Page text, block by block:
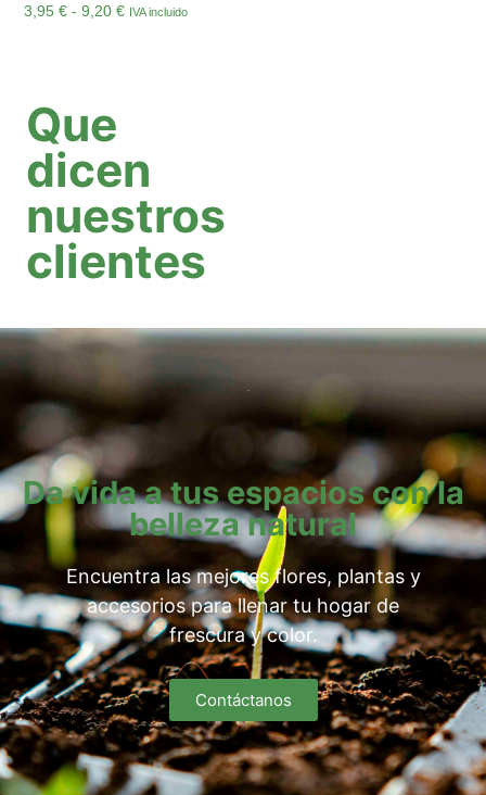
3,95€ - 9,20€ IVA incluido
Que
dicen
nuestros
clientes
Da vida a tus espacios con la
belleza natural
Encuentra las mejores flores, plantas y
accesorios para llenar tu hogar de
frescura y color.
Contáctanos